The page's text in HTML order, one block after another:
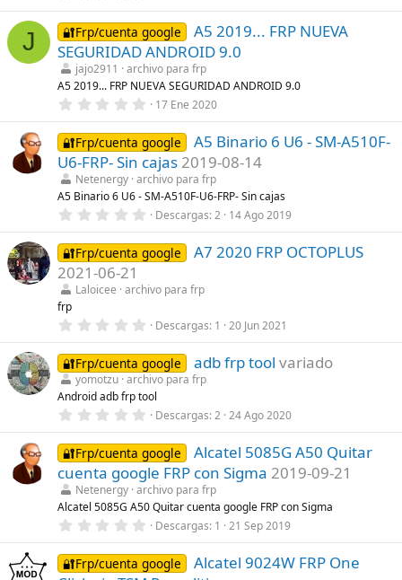
(
s
)
0
0
e
s
t
r
e
l
a
(
s
)
J 🔐Frp/cuenta google
A5 2019... FRP NUEVA
SEGURIDAD ANDROID 9.0
jajo2911
archivo para frp
A5 2019... FRP NUEVA SEGURIDAD ANDROID 9.0
0
0
0
e
s
t
r
e
l
a
(
s
17 Ene 2020
🔐Frp/cuenta google
A5 Binario 6 U6 - SM-A510F-
U6-FRP- Sin cajas 2019-08-14
Netenergy archivo para frp
A5 Binario 6 U6 - SM-A510F-U6-FRP- Sin cajas
0
0
0
e
t
l
a
(
s
)
Descargas 2 14 Ago 2019
🔐Frp/cuenta google
A7 2020 FRP OCTOPLUS
2021-06-21
Laloicee
archivo para frp
frp
0
0
0
e
s
t
r
l
l
a
(
s
)
Descargas 1 20 Jun 2021
🔐Frp/cuenta google adb frp tool variado
yomotzu archivo para frp
Android adb frp tool
0
0
0
e
s
t
r
e
l
a
(
Descargas 2 24 Ago 2020
🔐Frp/cuenta google
Alcatel 5085G A50 Quitar
cuenta google FRP con Sigma 2019-09-21
Netenergy archivo para frp
Alcatel 5085G A50 Quitar cuenta google FRP con Sigma
0
0
0
e
Descargas 1 21 Sep 2019
🔐Frp/cuenta google
Alcatel 9024W FRP One